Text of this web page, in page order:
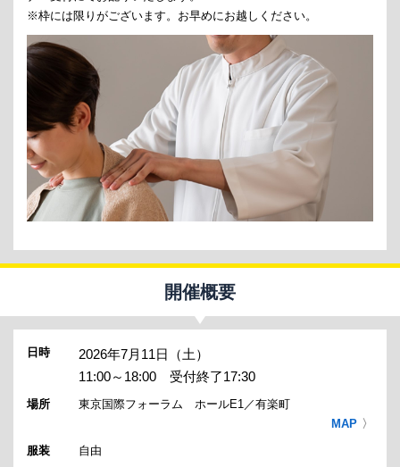
※枠には限りがございます。お早めにお越しください。
開催概要
日時
2026年7月11日（土）
11:00～18:00 受付終了17:30
場所
東京国際フォーラム ホールE1／有楽町
MAP
服装
自由